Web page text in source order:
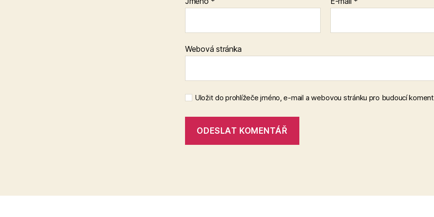
Webová stránka
Uložit do prohlížeče jméno, e-mail a webovou stránku pro budoucí